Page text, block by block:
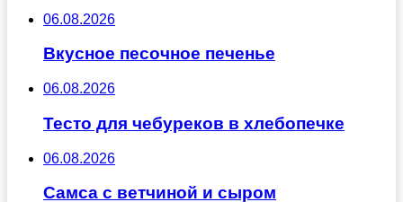
06.08.2026
Вкусное песочное печенье
06.08.2026
Тесто для чебуреков в хлебопечке
06.08.2026
Самса с ветчиной и сыром